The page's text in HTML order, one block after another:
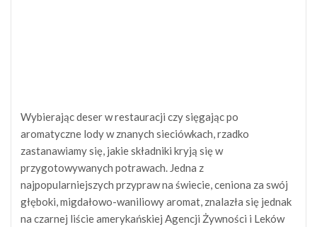
Wybierając deser w restauracji czy sięgając po
aromatyczne lody w znanych sieciówkach, rzadko
zastanawiamy się, jakie składniki kryją się w
przygotowywanych potrawach. Jedna z
najpopularniejszych przypraw na świecie, ceniona za swój
głęboki, migdałowo-waniliowy aromat, znalazła się jednak
na czarnej liście amerykańskiej Agencji Żywności i Leków